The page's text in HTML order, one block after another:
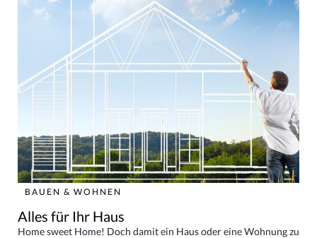
BAUEN & WOHNEN
Alles für Ihr Haus
Home sweet Home! Doch damit ein Haus oder eine Wohnung zu